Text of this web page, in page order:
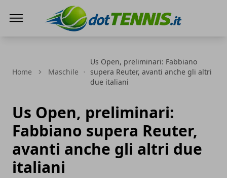
Home Maschile
Us Open, preliminari: Fabbiano
supera Reuter, avanti anche gli altri
due italiani
Us Open, preliminari:
Fabbiano supera Reuter,
avanti anche gli altri due
italiani